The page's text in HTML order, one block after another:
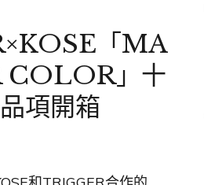
「MA
COLOR」十
項開箱